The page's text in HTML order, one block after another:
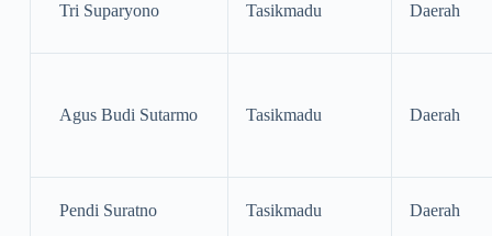
Tri Suparyono Tasikmadu Daerah
Agus Budi Sutarmo Tasikmadu Daerah
Pendi Suratno Tasikmadu Daerah